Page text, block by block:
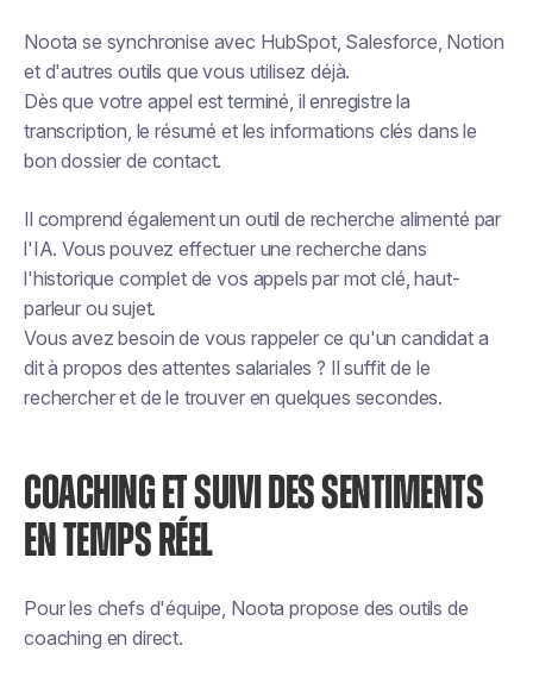
Noota se synchronise avec HubSpot, Salesforce, Notion
et d'autres outils que vous utilisez déjà.
Dès que votre appel est terminé, il enregistre la
transcription, le résumé et les informations clés dans le
bon dossier de contact.
Il comprend également un outil de recherche alimenté par
l'IA. Vous pouvez effectuer une recherche dans
l'historique complet de vos appels par mot clé, haut-
parleur ou sujet.
Vous avez besoin de vous rappeler ce qu'un candidat a
dit à propos des attentes salariales ? Il suffit de le
rechercher et de le trouver en quelques secondes.
COACHING ET SUIVI DES SENTIMENTS
EN TEMPS RÉEL
Pour les chefs d'équipe, Noota propose des outils de
coaching en direct.